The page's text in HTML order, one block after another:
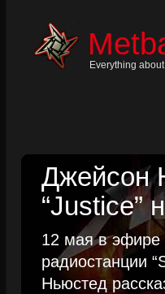
Everything
Джейсон
“Justice”
12 мая в эфире
радиостанции
Ньюстед